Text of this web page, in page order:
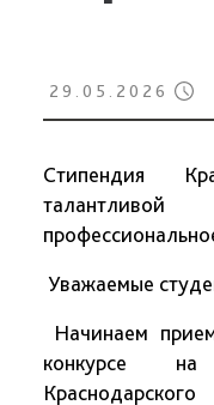
29.05.2026
Стипендия
талантливой
Уважаемые
Начинаем
конкурсе на